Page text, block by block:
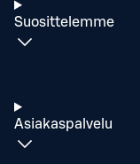
Suosittelemme
Asiakaspalvelu